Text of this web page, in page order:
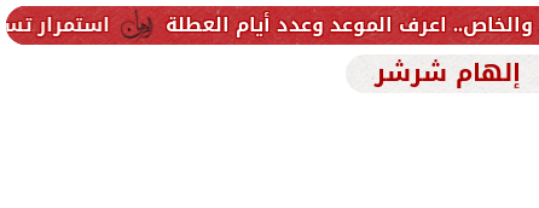
استمرار تسجيل رغبات
إلهام شرشر